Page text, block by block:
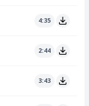
4:35
2:44
3:43